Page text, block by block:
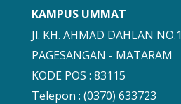
KAMPUS UMMAT
Jl. KH. AHMAD DAHLAN NO.1
PAGESANGAN - MATARAM
KODE POS : 83115
Telepon : (0370) 633723